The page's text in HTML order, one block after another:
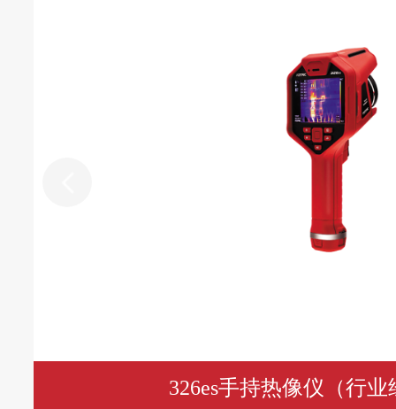
待测组件为低阻抗如在对电池充电场
以便获得快速而又平稳的上升电流。
326es手持热像仪（行